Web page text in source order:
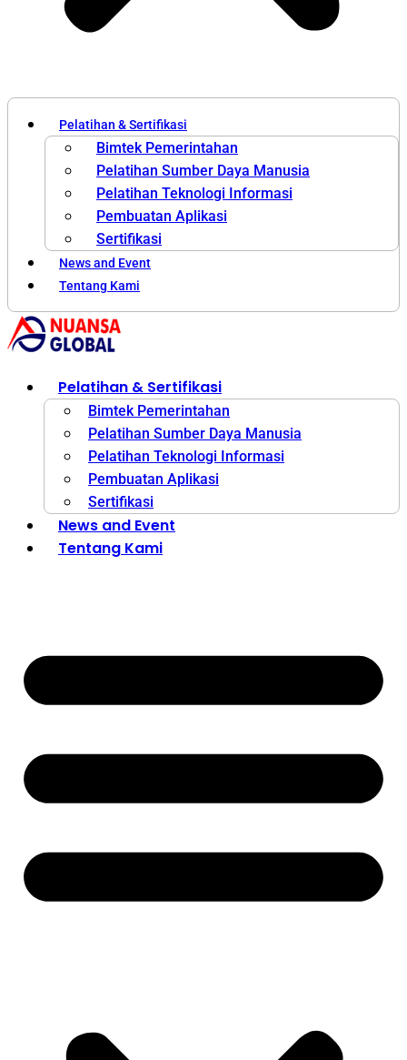
Pelatihan & Sertifikasi
Bimtek Pemerintahan
Pelatihan Sumber Daya Manusia
Pelatihan Teknologi Informasi
Pembuatan Aplikasi
Sertifikasi
News and Event
Tentang Kami
Pelatihan & Sertifikasi
Bimtek Pemerintahan
Pelatihan Sumber Daya Manusia
Pelatihan Teknologi Informasi
Pembuatan Aplikasi
Sertifikasi
News and Event
Tentang Kami